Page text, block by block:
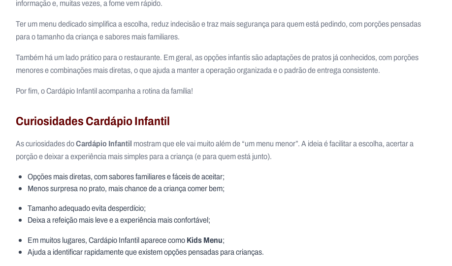
informação e, muitas vezes, a fome vem rápido.
Ter um menu dedicado simplifica a escolha, reduz indecisão e traz mais segurança para quem está pedindo, com porções pensadas
para o tamanho da criança e sabores mais familiares.
Também há um lado prático para o restaurante. Em geral, as opções infantis são adaptações de pratos já conhecidos, com porções
menores e combinações mais diretas, o que ajuda a manter a operação organizada e o padrão de entrega consistente.
Por fim, o Cardápio Infantil acompanha a rotina da família!
Curiosidades Cardápio Infantil
As curiosidades doCardápio Infantil mostram que ele vai muito além de “um menu menor”. A ideia é facilitar a escolha, acertar a
porção e deixar a experiência mais simples para a criança (e para quem está junto).
Opções mais diretas, com sabores familiares e fáceis de aceitar;
Menos surpresa no prato, mais chance de a criança comer bem;
Tamanho adequado evita desperdício;
Deixa a refeição mais leve e a experiência mais confortável;
Em muitos lugares, Cardápio Infantil aparece comoKids Menu;
Ajuda a identificar rapidamente que existem opções pensadas para crianças.